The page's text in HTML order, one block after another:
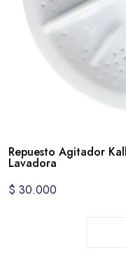
Repuesto Agitador
Lavadora
$ 30.000